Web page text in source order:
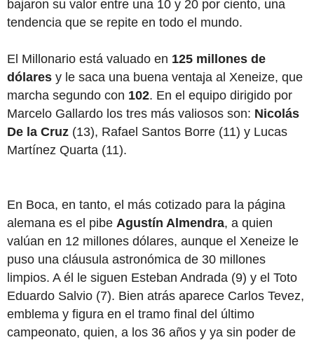
bajaron su valor entre una 10 y 20 por ciento, una
tendencia que se repite en todo el mundo.
El Millonario está valuado en 125 millones de
dólares y le saca una buena ventaja al Xeneize, que
marcha segundo con 102. En el equipo dirigido por
Marcelo Gallardo los tres más valiosos son: Nicolás
De la Cruz (13), Rafael Santos Borre (11) y Lucas
Martínez Quarta (11).
En Boca, en tanto, el más cotizado para la página
alemana es el pibe Agustín Almendra, a quien
valúan en 12 millones dólares, aunque el Xeneize le
puso una cláusula astronómica de 30 millones
limpios. A él le siguen Esteban Andrada (9) y el Toto
Eduardo Salvio (7). Bien atrás aparece Carlos Tevez,
emblema y figura en el tramo final del último
campeonato, quien, a los 36 años y ya sin poder de